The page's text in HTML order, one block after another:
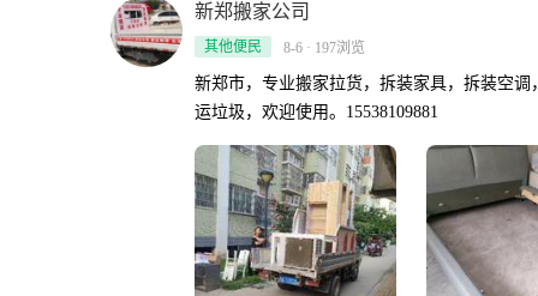
新郑搬家公司
其他便民 8-6 · 197浏览
新郑市，专业搬家拉货，拆装家具，拆装空
运垃圾，欢迎使用。15538109881